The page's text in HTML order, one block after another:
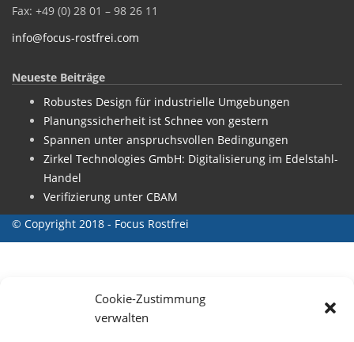
Cookie-Zustimmung
verwalten
Fax: +49 (0) 28 01 – 98 26 11
info@focus-rostfrei.com
Neueste Beiträge
Robustes Design für industrielle Umgebungen
Planungssicherheit ist Schnee von gestern
Spannen unter anspruchsvollen Bedingungen
Zirkel Technologies GmbH: Digitalisierung im Edelstahl-
Handel
Verifizierung unter CBAM
© Copyright 2018 - Focus Rostfrei